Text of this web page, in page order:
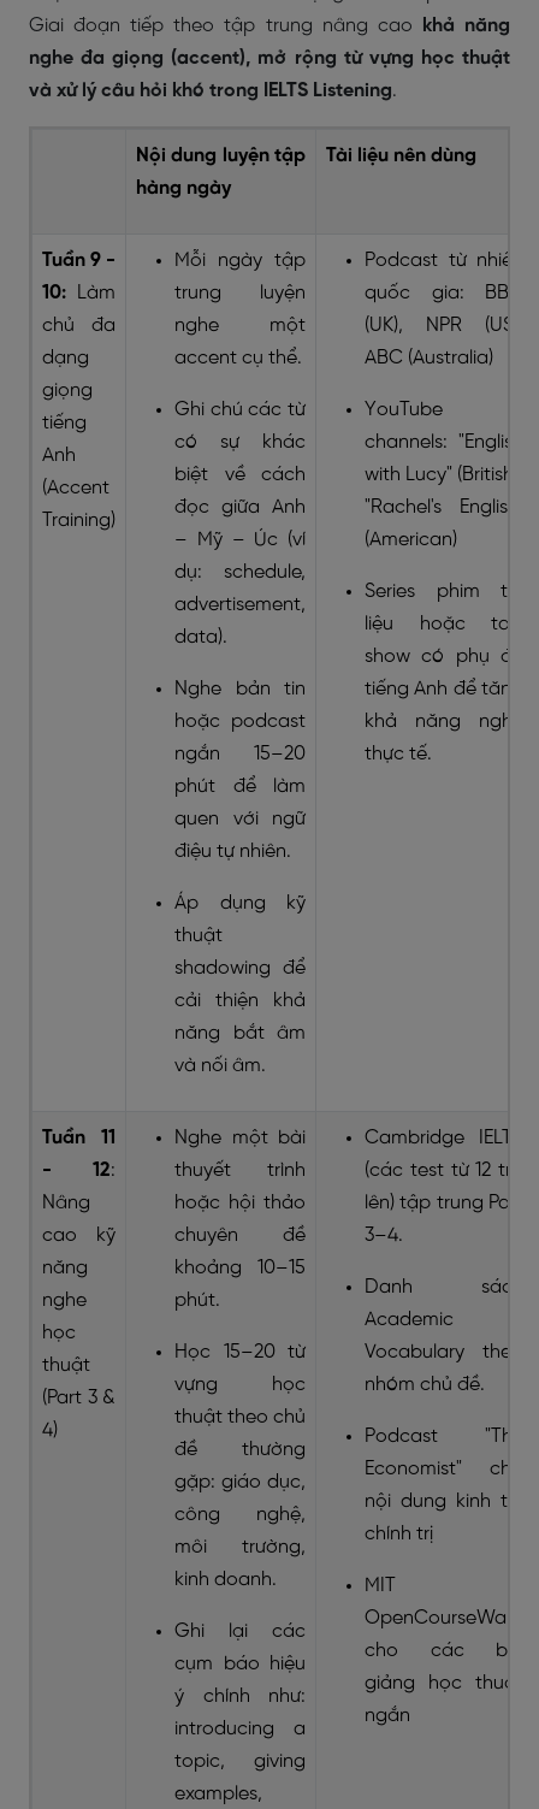
Giai đoạn tiếp theo tập trung nâng cao
khả năng
nghe đa giọng (accent), mở rộng từ vựng học thuật
và xử lý câu hỏi khó trong IELTS Listening.
Nội dung luyện tập
hàng ngày
Tài liệu nên dùng
Tuần 9 -
10:
Làm
chủ đa
dạng
giọng
tiếng
Anh
(Accent
Training)
Mỗi ngày tập
trung luyện
nghe một
accent cụ thể.
Ghi chú các từ
có sự khác
biệt về cách
đọc giữa Anh
– Mỹ – Úc (ví
dụ: schedule,
advertisement,
data).
Nghe bản tin
hoặc podcast
ngắn 15–20
phút để làm
quen với ngữ
điệu tự nhiên.
Áp dụng kỹ
thuật
shadowing để
cải thiện khả
năng bắt âm
và nối âm.
Podcast từ nhiều
quốc gia: BBC
(UK), NPR (US),
ABC (Australia)
YouTube
channels: "English
with Lucy" (British),
"Rachel's English"
(American)
Series phim tài
liệu hoặc talk
show có phụ đề
tiếng Anh để tăng
khả năng nghe
thực tế.
Tuần 11
- 12:
Nâng
cao kỹ
năng
nghe
học
thuật
(Part 3 &
4)
Nghe một bài
thuyết trình
hoặc hội thảo
chuyên đề
khoảng 10–15
phút.
Học 15–20 từ
vựng học
thuật theo chủ
đề thường
gặp: giáo dục,
công nghệ,
môi trường,
kinh doanh.
Ghi lại các
cụm báo hiệu
ý chính như:
introducing a
topic, giving
examples,
Cambridge IELTS
(các test từ 12 trở
lên) tập trung Part
3–4.
Danh sách
Academic
Vocabulary theo
nhóm chủ đề.
Podcast "The
Economist" cho
nội dung kinh tế,
chính trị
MIT
OpenCourseWare
cho các bài
giảng học thuật
ngắn